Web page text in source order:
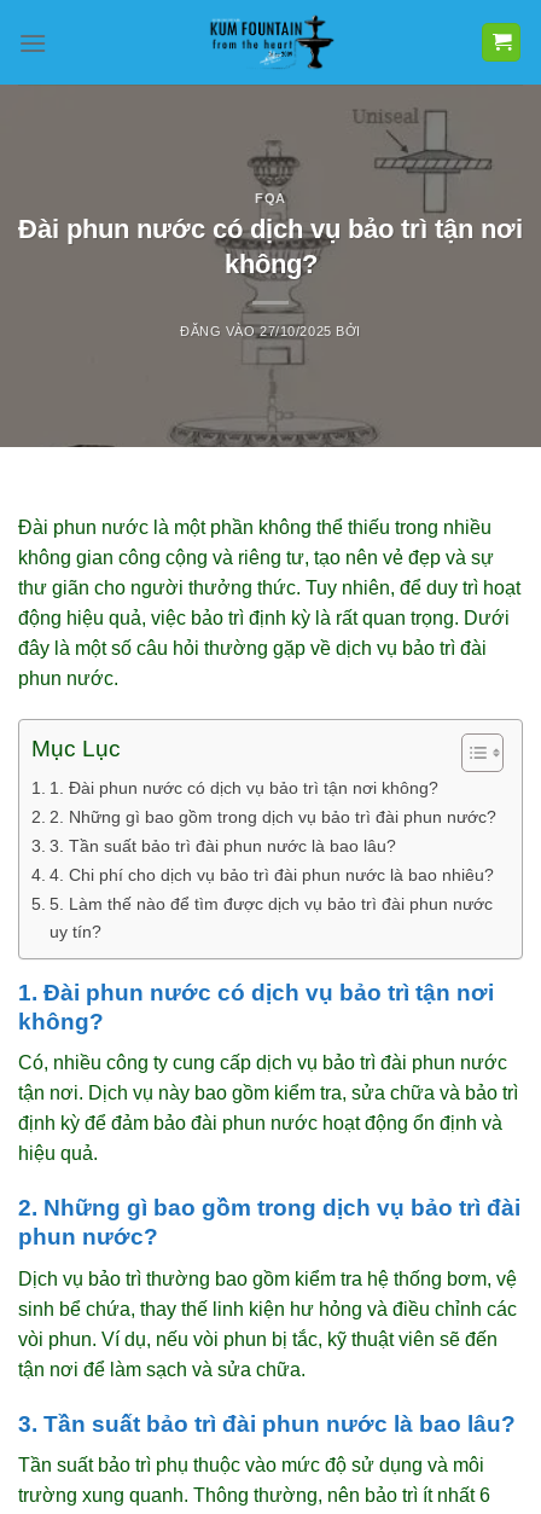
qua
FQA
Đài phun nước có dịch vụ bảo trì tận nơi
không?
ĐĂNG VÀO27/10/2025 BỞI
Đài phun nước là một phần không thể thiếu trong nhiều
không gian công cộng và riêng tư, tạo nên vẻ đẹp và sự
thư giãn cho người thưởng thức. Tuy nhiên, để duy trì hoạt
động hiệu quả, việc bảo trì định kỳ là rất quan trọng. Dưới
đây là một số câu hỏi thường gặp về dịch vụ bảo trì đài
phun nước.
Mục Lục
1. Đài phun nước có dịch vụ bảo trì tận nơi không?
2. Những gì bao gồm trong dịch vụ bảo trì đài phun nước?
3. Tần suất bảo trì đài phun nước là bao lâu?
4. Chi phí cho dịch vụ bảo trì đài phun nước là bao nhiêu?
5. Làm thế nào để tìm được dịch vụ bảo trì đài phun nước
uy tín?
1. Đài phun nước có dịch vụ bảo trì tận nơi
không?
Có, nhiều công ty cung cấp dịch vụ bảo trì đài phun nước
tận nơi. Dịch vụ này bao gồm kiểm tra, sửa chữa và bảo trì
định kỳ để đảm bảo đài phun nước hoạt động ổn định và
hiệu quả.
2. Những gì bao gồm trong dịch vụ bảo trì đài
phun nước?
Dịch vụ bảo trì thường bao gồm kiểm tra hệ thống bơm, vệ
sinh bể chứa, thay thế linh kiện hư hỏng và điều chỉnh các
vòi phun. Ví dụ, nếu vòi phun bị tắc, kỹ thuật viên sẽ đến
tận nơi để làm sạch và sửa chữa.
3. Tần suất bảo trì đài phun nước là bao lâu?
Tần suất bảo trì phụ thuộc vào mức độ sử dụng và môi
trường xung quanh. Thông thường, nên bảo trì ít nhất 6